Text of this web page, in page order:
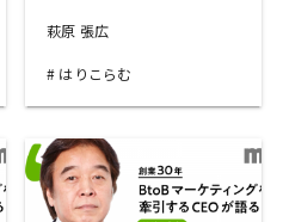
萩原 張広
はりこらむ